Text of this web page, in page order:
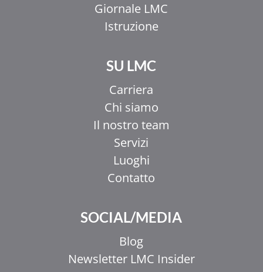
Giornale LMC
Istruzione
SU LMC
Carriera
Chi siamo
Il nostro team
Servizi
Luoghi
Contatto
SOCIAL/MEDIA
Blog
Newsletter LMC Insider